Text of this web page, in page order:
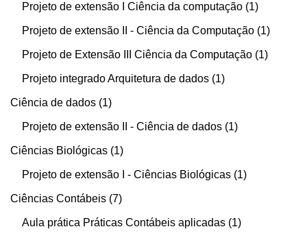
Projeto de extensão I Ciência da computação 1
Projeto de extensão II - Ciência da Computação 1
Projeto de Extensão III Ciência da Computação 1
Projeto integrado Arquitetura de dados 1
Ciência de dados 1
Projeto de extensão II - Ciência de dados 1
Ciências Biológicas 1
Projeto de extensão I - Ciências Biológicas 1
Ciências Contábeis 7
Aula prática Práticas Contábeis aplicadas 1